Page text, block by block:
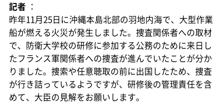
記者 ：
昨年11月25日に沖縄本島北部の羽地内海で、大型作業
船が燃える火災が発生しました。捜査関係者への取材
で、防衛大学校の研修に参加する公務のために来日し
たフランス軍関係者への捜査が進んでいたことが分か
りました。捜索や任意聴取の前に出国したため、捜査
が行き詰っているようですが、研修後の管理責任を含
めて、大臣の見解をお願いします。